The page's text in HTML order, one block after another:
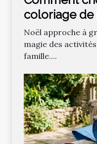
coloriage
enfants ?
Noël approche à
magie des
famille....